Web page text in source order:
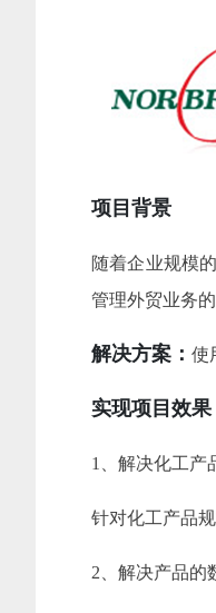
项目背景
随着企业规模
管理外贸业务的
解决方案： 使
实现项目效果
1、解决化工产
针对化工产品
2、解决产品的